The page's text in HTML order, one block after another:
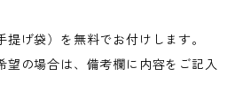
提げ袋）を無料でお付けします。
望の場合は、備考欄に内容をご記入